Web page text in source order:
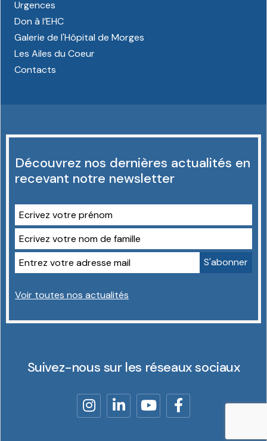
Urgences
Don à l’EHC
Galerie de l'Hôpital de Morges
Les Ailes du Coeur
Contacts
Découvrez nos dernières actualités en
recevant notre newsletter
Voir toutes nos actualités
Suivez-nous sur les réseaux sociaux